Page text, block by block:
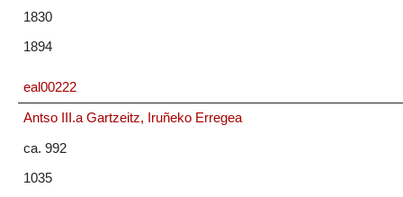
1830
1894
eal00222
Antso III.a Gartzeitz, Iruñeko Erregea
ca. 992
1035